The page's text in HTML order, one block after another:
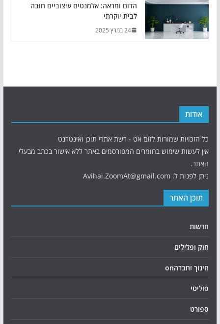
הדום ומראה: אלמנטים עיצוביים חובה
לבית יוקרתי
24 במרץ 2025
אודות
כל הזכויות שמורות לזום אט - רשת אתרי תוכן ואינטרנט
אין לעשות שימוש בחומרים המפורסמים באתר ללא אישור בכתב מבעלי
האתר.
ניתן לפנות ל: Avihai.ZoomAt@gmail.com
תוכן האתר
חדשות
חוק ופלילים
חינוך וחברהon
פוליטי
ספורט